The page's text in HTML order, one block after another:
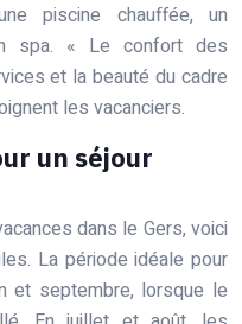
piscine chauffée, un
spa. « Le confort des
et la beauté du cadre
les vacanciers.
un séjour
dans le Gers, voici
La période idéale pour
et septembre, lorsque le